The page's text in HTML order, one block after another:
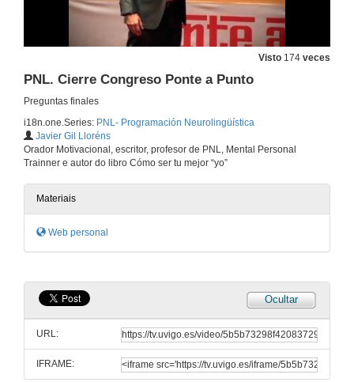
Visto 174 veces
PNL. Cierre Congreso Ponte a Punto
Preguntas finales
i18n.one.Series: PNL- Programación Neurolingüística
Javier Gil Lloréns
Orador Motivacional, escritor, profesor de PNL, Mental Personal
Trainner e autor do libro Cómo ser tu mejor “yo”
Materiais
Web personal
Ocultar
URL:
IFRAME:
15 de xan. de 2018